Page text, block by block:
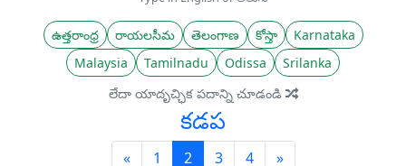
ఉత్తరాంధ్ర రాయలసీమ తెలంగాణ కోస్తా
Karnataka
Malaysia
Tamilnadu Odissa
Srilanka
లేదా యాదృచ్ఛిక పదాన్ని చూడండి
కడప
«Previous
1 2(current)
3 4 »Next